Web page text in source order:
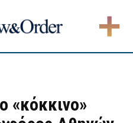
«κόκκινο»